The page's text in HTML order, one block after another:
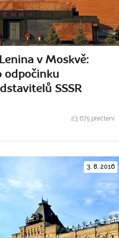
v Moskvě:
odpočinku
SSSR
23.675 přečtení
3. 8. 2016